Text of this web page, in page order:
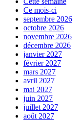
Ce mois-ci
septembre 2026
octobre 2026
novembre 2026
décembre 2026
janvier 2027
février 2027
mars 2027
avril 2027
mai 2027
juin 2027
juillet 2027
août 2027